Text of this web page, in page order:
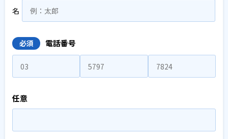
名
必須 電話番号
任意